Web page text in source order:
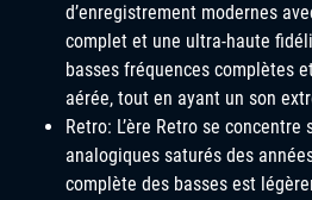
d’enregistrement modernes
complet et une ultra-haute
basses fréquences complètes
aérée, tout en ayant un son
Retro: L’ère Retro se
analogiques saturés des
complète des basses est